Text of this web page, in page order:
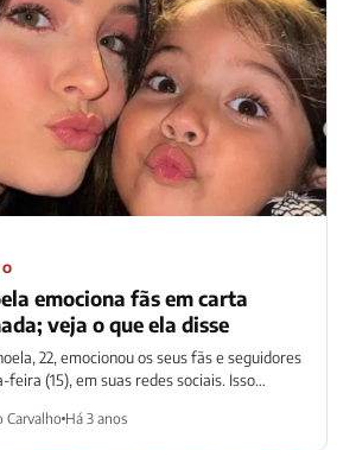
emociona fãs em carta
veja o que ela disse
22, emocionou os seus fãs e seguidores
(15), em suas redes sociais. Isso
Carvalho Há 3 anos